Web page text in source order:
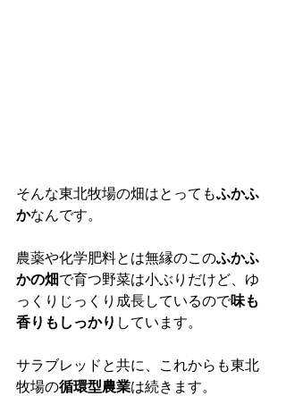
そんな東北牧場の畑はとってもふかふ
かなんです。
農薬や化学肥料とは無縁のこのふかふ
かの畑で育つ野菜は小ぶりだけど、ゆ
っくりじっくり成長しているので味も
香りもしっかり しています。
サラブレッドと共に、これからも東北
牧場の循環型農業は続きます。